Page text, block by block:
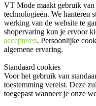
VT Mode maakt gebruik
technologieën. We hanteren
werking van de website te
shopervaring kun je ervoor
accepteren. Persoonlijke
algemene ervaring.
Standaard cookies
Voor het gebruik van
toestemming vereist. Deze
toegepast wanneer je onze